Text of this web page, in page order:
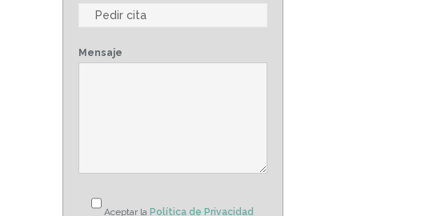
Mensaje
Aceptar la Política de Privacidad